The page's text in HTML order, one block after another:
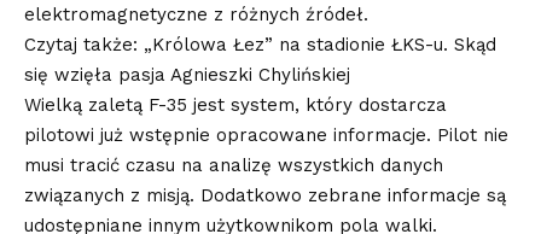
elektromagnetyczne z różnych źródeł.
Czytaj także: „Królowa Łez” na stadionie ŁKS-u. Skąd
się wzięła pasja Agnieszki Chylińskiej
Wielką zaletą F-35 jest system, który dostarcza
pilotowi już wstępnie opracowane informacje. Pilot nie
musi tracić czasu na analizę wszystkich danych
związanych z misją. Dodatkowo zebrane informacje są
udostępniane innym użytkownikom pola walki.